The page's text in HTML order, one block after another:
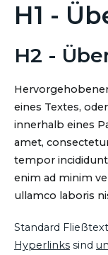
H1 -
H2 -
eines Textes,
innerhalb eines
amet,
tempor
enim ad minim
ullamco laboris
Standard
Hyperlinks sind